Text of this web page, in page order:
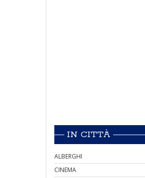
IN CITTÀ
ALBERGHI
CINEMA